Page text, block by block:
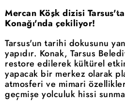
Mercan Köşk dizisi
Konağı'nda çekiliyor!
Tarsus'un tarihi dokusunu
yapıdır. Konak, Tarsus
restore edilerek kültürel
yapacak bir merkez olarak
atmosferi ve mimari
geçmişe yolculuk hissi